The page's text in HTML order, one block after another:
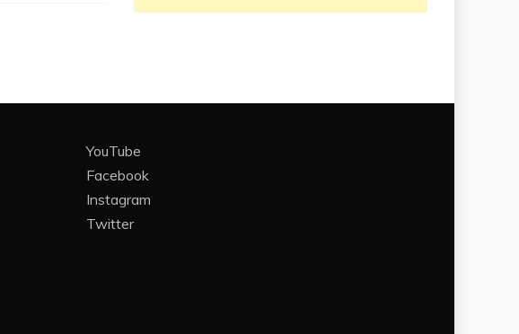
YouTube
Facebook
Instagram
Twitter